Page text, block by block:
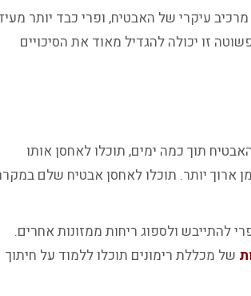
עיקרי של האבטיח, ופרי כבד יותר
זו יכולה להגדיל מאוד את הסיכויים
תוך כמה ימים, תוכלו לאחסן אותו
ארוך יותר. תוכלו לאחסן אבטיח שלם
להתייבש ולספוג ריחות ממזונות אחרים.
של מכללת רימונים תוכלו ללמוד על חיתוך